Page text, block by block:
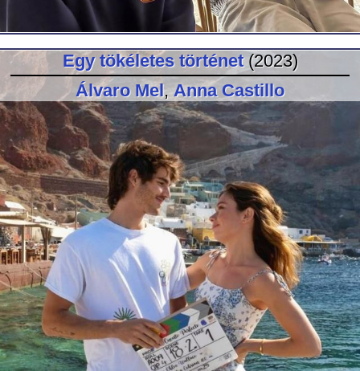
Egy tökéletes történet(2023)
Álvaro Mel,Anna Castillo